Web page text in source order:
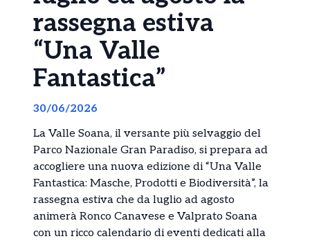
rassegna estiva
“Una Valle
Fantastica”
30/06/2026
La Valle Soana, il versante più selvaggio del
Parco Nazionale Gran Paradiso, si prepara ad
accogliere una nuova edizione di “Una Valle
Fantastica: Masche, Prodotti e Biodiversità”, la
rassegna estiva che da luglio ad agosto
animerà Ronco Canavese e Valprato Soana
con un ricco calendario di eventi dedicati alla